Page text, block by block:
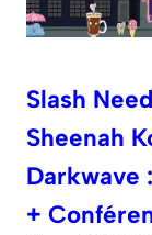
Slash
Sheenah
Darkwave
+